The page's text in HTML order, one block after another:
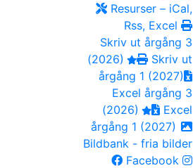
Resurser – iCal,
Rss, Excel
Skriv ut årgång 3
(2026)
Skriv ut
årgång 1 (2027)
Excel årgång 3
(2026)
Excel
årgång 1 (2027)
Bildbank - fria bilder
Facebook